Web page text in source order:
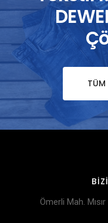
TÜM
Ömerli Mah.